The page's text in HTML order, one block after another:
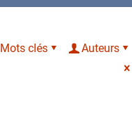
Mots clés
Auteurs